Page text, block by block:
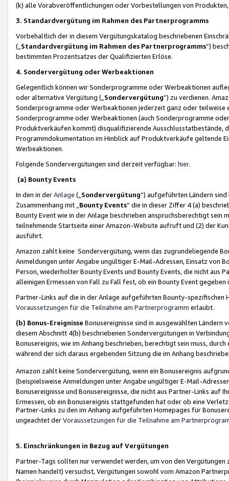
(k) alle Vorabveröffentlichungen oder Vorbestellungen von
3. Standardvergütung im Rahmen des Partnerprogramms
Vorbehaltlich der in diesem Vergütungskatalog beschriebenen
(„ Standardvergütung im Rahmen des Partnerprogramms“)
bestimmten Prozentsatzes der Qualifizierten Erlöse.
4. Sondervergütung oder Werbeaktionen
Gelegentlich können wir Sonderprogramme oder Werbeaktionen
oder alternative Vergütung („ Sondervergütung”) zu verdienen.
Sonderprogramme oder Werbeaktionen jederzeit ganz oder
Sonderprogramme oder Werbeaktionen (auch Sonderprogramme
Produktverkäufen kommt) disqualifizierende Ausschlusstatbestände,
Programmdokumentation im Hinblick auf Produktverkäufe geltende
Werbeaktionen.
Folgende Sondervergütungen sind derzeit verfügbar: hier.
(a) Bounty Events
In den in derAnlage („ Sondervergütung“) aufgeführten Ländern
Zusammenhang mit „ Bounty Events“ die in dieser Ziffer 4 (a)
Bounty Event wie in der Anlage beschrieben anspruchsberechtigt sein
teilnehmende Startseite einer Amazon-Website aufruft und (2) der
ausführt.
Amazon zahlt keine Sondervergütung, wenn das zugrundeliegende
Anmeldungen unter Angabe ungültiger E-Mail-Adressen, Einsatz von
Person, wiederholter Bounty Events und Bounty Events, die nicht
alleinigen Ermessen von Fall zu Fall fest, ob ein Bounty Event
Partner-Links auf die in der Anlage aufgeführten Bounty-spezifischen
Voraussetzungen für die Teilnahme am Partnerprogramm erlaubt.
(b) Bonus-Ereignisse Bonusereignisse sind in ausgewählten Ländern
diesem Abschnitt 4(b) beschriebenen Sondervergütungen in
Bonusereignis, wie im Anhang beschrieben, berechtigt sein muss,
während der sich daraus ergebenden Sitzung die im Anhang
Amazon zahlt keine Sondervergütung, wenn ein Bonusereignis
(beispielsweise Anmeldungen unter Angabe ungültiger E-Mail-
Bonusereignisse und Bonusereignisse, die nicht aus Partner-Links auf
Ermessen, ob ein Bonusereignis stattgefunden hat oder ob eine
Partner-Links zu den im Anhang aufgeführten Homepages für
ungeachtet derVoraussetzungen für die Teilnahme am
5. Einschränkungen in Bezug auf Vergütungen
Partner-Tags sollten nur verwendet werden, um von den
Namen handelt) versuchst, Vergütungen sowohl vom Amazon